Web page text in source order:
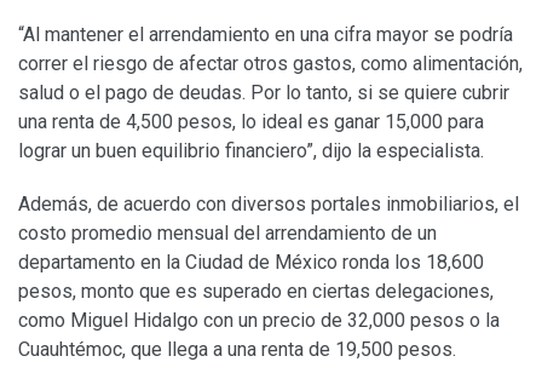
“Al mantener el arrendamiento en una cifra mayor se podría
correr el riesgo de afectar otros gastos, como alimentación,
salud o el pago de deudas. Por lo tanto, si se quiere cubrir
una renta de 4,500 pesos, lo ideal es ganar 15,000 para
lograr un buen equilibrio financiero”, dijo la especialista.
Además, de acuerdo con diversos portales inmobiliarios, el
costo promedio mensual del arrendamiento de un
departamento en la Ciudad de México ronda los 18,600
pesos, monto que es superado en ciertas delegaciones,
como Miguel Hidalgo con un precio de 32,000 pesos o la
Cuauhtémoc, que llega a una renta de 19,500 pesos.